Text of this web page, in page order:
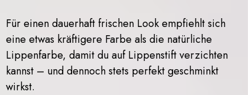
Für einen dauerhaft frischen Look empfiehlt sich
eine etwas kräftigere Farbe als die natürliche
Lippenfarbe, damit du auf Lippenstift verzichten
kannst – und dennoch stets perfekt geschminkt
wirkst.